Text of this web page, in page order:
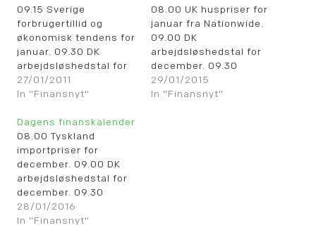
09.15 Sverige
forbrugertillid og
økonomisk tendens for
januar. 09.30 DK
arbejdsløshedstal for
december. 09.30
Sverige
december. 09.30
Sverige
arbejdsløshedstal for
december. 11.00
Eurozone økonomisk
kliam for januar. 11.00
Eurozone
forbrugertillid for
27/01/2011
In "Finansnyt"
08.00 UK huspriser for
januar fra Nationwide.
09.00 DK
arbejdsløshedstal for
december. 09.30
Sverige økonomisk
tendens, erhvervstillid
29/01/2015
In "Finansnyt"
Dagens finanskalender
08.00 Tyskland
importpriser for
december. 09.00 DK
arbejdsløshedstal for
december. 09.30
Sverige
arbejdsløshedstal for
28/01/2016
In "Finansnyt"